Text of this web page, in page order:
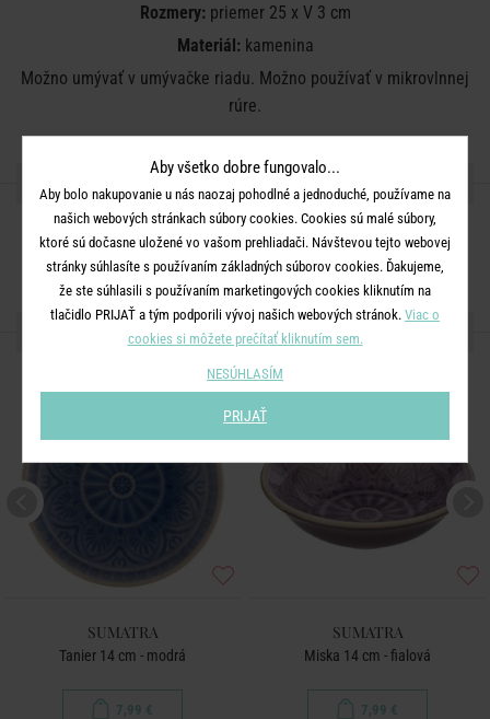
Rozmery:priemer 25 x V 3 cm
Materiál:kamenina
Možno umývať v umývačke riadu. Možno používať v mikrovlnnej
rúre.
ZDIEĽAJTE S PRIATEĽMI
ĎALŠIE PRODUKTY ZO SÉRIE
SUMATRA
Tanier 14 cm - modrá
7,99 €
SUMATRA
Miska 14 cm - fialová
7,99 €
Aby všetko dobre fungovalo...
Aby bolo nakupovanie u nás naozaj pohodlné a jednoduché, používame na
našich webových stránkach súbory cookies. Cookies sú malé súbory,
ktoré sú dočasne uložené vo vašom prehliadači. Návštevou tejto webovej
stránky súhlasíte s používaním základných súborov cookies. Ďakujeme,
že ste súhlasili s používaním marketingových cookies kliknutím na
tlačidlo PRIJAŤ a tým podporili vývoj našich webových stránok. Viac o
cookies si môžete prečítať kliknutím sem.
NESÚHLASÍM
PRIJAŤ